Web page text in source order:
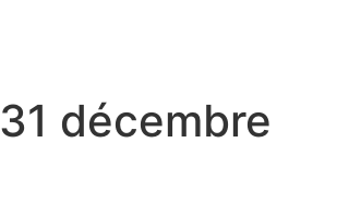
31 décembre